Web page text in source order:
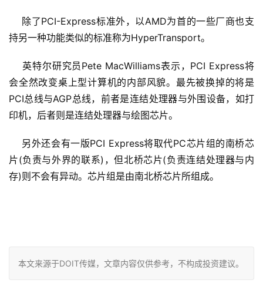
除了PCI-Express标准外，以AMD为首的一些厂商也支
持另一种功能类似的标准称为HyperTransport。
英特尔研究员Pete MacWilliams表示，PCI Express将
会全然改变桌上型计算机的内部风貌。最先被换掉的将是
PCI总线与AGP总线，前者是连结处理器与外围设备，如打
印机，后者则是连结处理器与绘图芯片。
另外还会有一版PCI Express将取代PC芯片组的南桥芯
片(负责与外界的联系)，但北桥芯片(负责连结处理器与内
存)则不会有异动。芯片组是由南北桥芯片所组成。
本文来源于DOIT传媒，文章内容仅供参考，不构成投资建议。